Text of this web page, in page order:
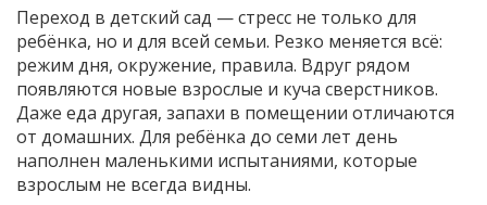
Переход в детский сад — стресс не только для
ребёнка, но и для всей семьи. Резко меняется всё:
режим дня, окружение, правила. Вдруг рядом
появляются новые взрослые и куча сверстников.
Даже еда другая, запахи в помещении отличаются
от домашних. Для ребёнка до семи лет день
наполнен маленькими испытаниями, которые
взрослым не всегда видны.